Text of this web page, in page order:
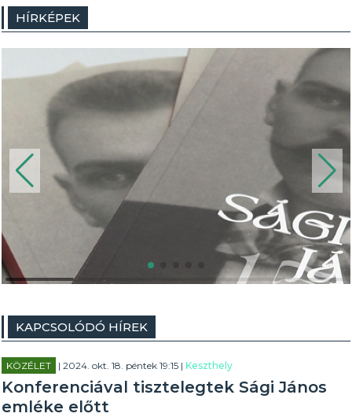
HÍRKÉPEK
KAPCSOLÓDÓ HÍREK
KÖZÉLET | 2024. okt. 18. péntek 19:15 |Keszthely
Konferenciával tisztelegtek Sági János
emléke előtt